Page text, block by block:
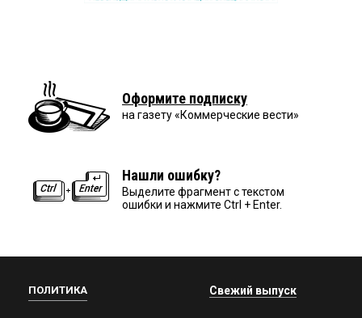
Оформите подписку
на газету «Коммерческие вести»
Нашли ошибку?
Выделите фрагмент с текстом
ошибки и нажмите Ctrl + Enter.
ПОЛИТИКА Свежий выпуск